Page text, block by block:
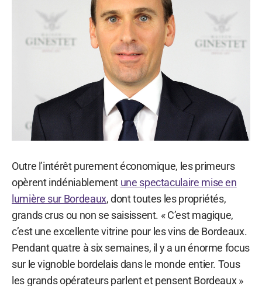
Outre l’intérêt purement économique, les primeurs
opèrent indéniablement une spectaculaire mise en
lumière sur Bordeaux, dont toutes les propriétés,
grands crus ou non se saisissent. « C’est magique,
c’est une excellente vitrine pour les vins de Bordeaux.
Pendant quatre à six semaines, il y a un énorme focus
sur le vignoble bordelais dans le monde entier. Tous
les grands opérateurs parlent et pensent Bordeaux »